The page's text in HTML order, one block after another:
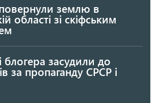
землю в
області зі скіфським
блогера засудили до
за пропаганду СРСР і